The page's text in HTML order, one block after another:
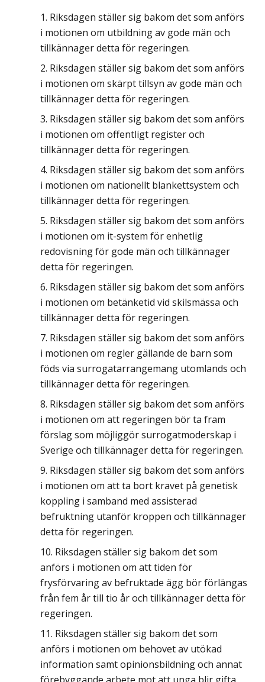
Riksdagen ställer sig bakom det som anförs
i motionen om utbildning av gode män och
tillkännager detta för regeringen.
Riksdagen ställer sig bakom det som anförs
i motionen om skärpt tillsyn av gode män och
tillkännager detta för regeringen.
Riksdagen ställer sig bakom det som anförs
i motionen om offentligt register och
tillkännager detta för regeringen.
Riksdagen ställer sig bakom det som anförs
i motionen om nationellt blankettsystem och
tillkännager detta för regeringen.
Riksdagen ställer sig bakom det som anförs
i motionen om it-system för enhetlig
redovisning för gode män och tillkännager
detta för regeringen.
Riksdagen ställer sig bakom det som anförs
i motionen om betänketid vid skilsmässa och
tillkännager detta för regeringen.
Riksdagen ställer sig bakom det som anförs
i motionen om regler gällande de barn som
föds via surrogatarrangemang utomlands och
tillkännager detta för regeringen.
Riksdagen ställer sig bakom det som anförs
i motionen om att regeringen bör ta fram
förslag som möjliggör surrogatmoderskap i
Sverige och tillkännager detta för regeringen.
Riksdagen ställer sig bakom det som anförs
i motionen om att ta bort kravet på genetisk
koppling i samband med assisterad
befruktning utanför kroppen och tillkännager
detta för regeringen.
Riksdagen ställer sig bakom det som
anförs i motionen om att tiden för
frysförvaring av befruktade ägg bör förlängas
från fem år till tio år och tillkännager detta för
regeringen.
Riksdagen ställer sig bakom det som
anförs i motionen om behovet av utökad
information samt opinionsbildning och annat